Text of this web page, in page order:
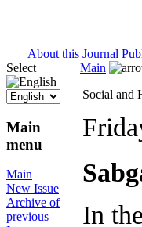
About this Journal
Select
Main
menu
Main
New Issue
Archive of
previous
Main
Social and
In